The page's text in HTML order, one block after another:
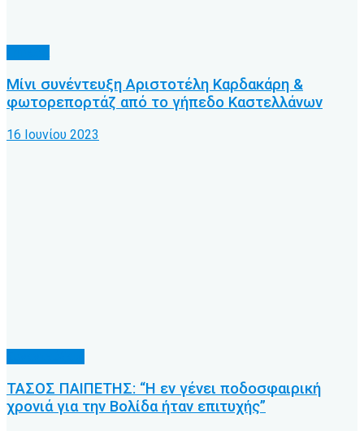
Μίνι συνέντευξη Αριστοτέλη Καρδακάρη &
φωτορεπορτάζ από το γήπεδο Καστελλάνων
16 Ιουνίου 2023
ΤΑΣΟΣ ΠΑΙΠΕΤΗΣ: “Η εν γένει ποδοσφαιρική
χρονιά για την Βολίδα ήταν επιτυχής”